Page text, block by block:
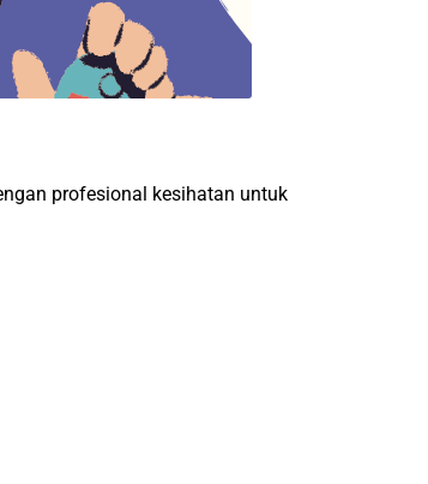
profesional kesihatan untuk